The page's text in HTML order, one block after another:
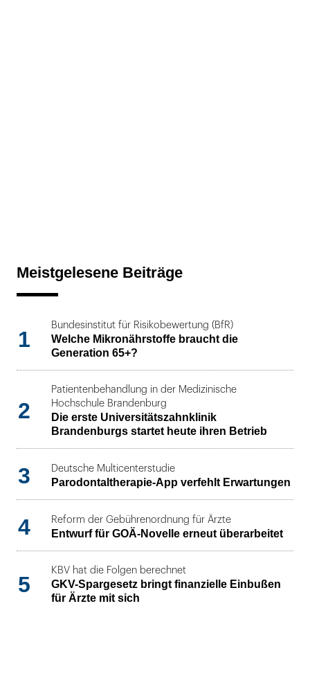
Meistgelesene Beiträge
1
Bundesinstitut für Risikobewertung (BfR)
Welche Mikronährstoffe braucht die
Generation 65+?
2
Patientenbehandlung in der Medizinische
Hochschule Brandenburg
Die erste Universitätszahnklinik
Brandenburgs startet heute ihren Betrieb
3 Deutsche Multicenterstudie
Parodontaltherapie-App verfehlt Erwartungen
4 Reform der Gebührenordnung für Ärzte
Entwurf für GOÄ-Novelle erneut überarbeitet
5
KBV hat die Folgen berechnet
GKV-Spargesetz bringt finanzielle Einbußen
für Ärzte mit sich